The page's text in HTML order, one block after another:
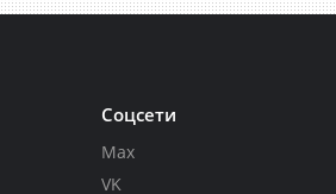
Соцсети
Max
VK